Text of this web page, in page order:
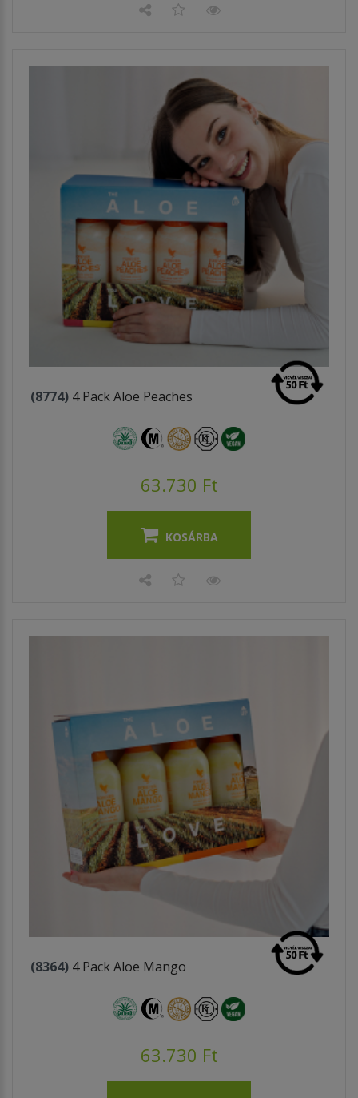
(8774) 4 Pack Aloe Peaches
63.730 Ft
KOSÁRBA
(8364) 4 Pack Aloe Mango
63.730 Ft